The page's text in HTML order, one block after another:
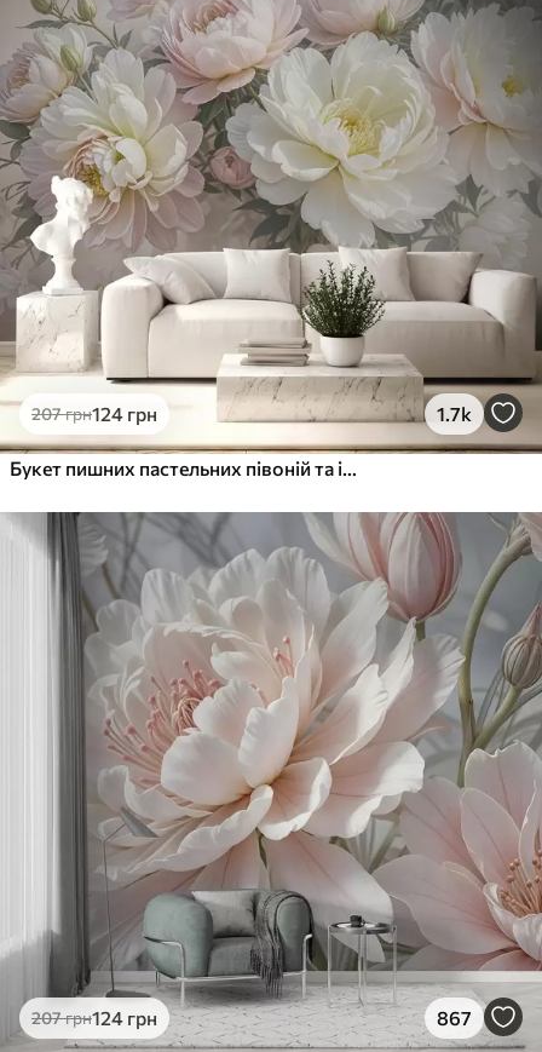
Преміум
1066640грн /м²
Преміум Вініл
1216730грн /м²
Peel and Stick
1458875 /м²
207грн124 грн 1.7k
207грн124 грн 867